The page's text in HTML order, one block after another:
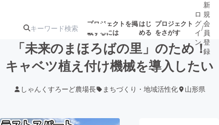
プロジェクトを掲
載するには
はじ
める
プロジェクト
をさがす
ジェクト
ターン
注目の新着プロ
ジェクト
募集終了が近いプ
ロジェクト
もうすぐ公開
されます
ロ
グ
イ
ン
/
新
規
会
員
登
録
「未来のまほろばの里」のため！
キャベツ植え付け機械を導入したい
しゃんくすろーど農場長 まちづくり・地域活性化 山形県